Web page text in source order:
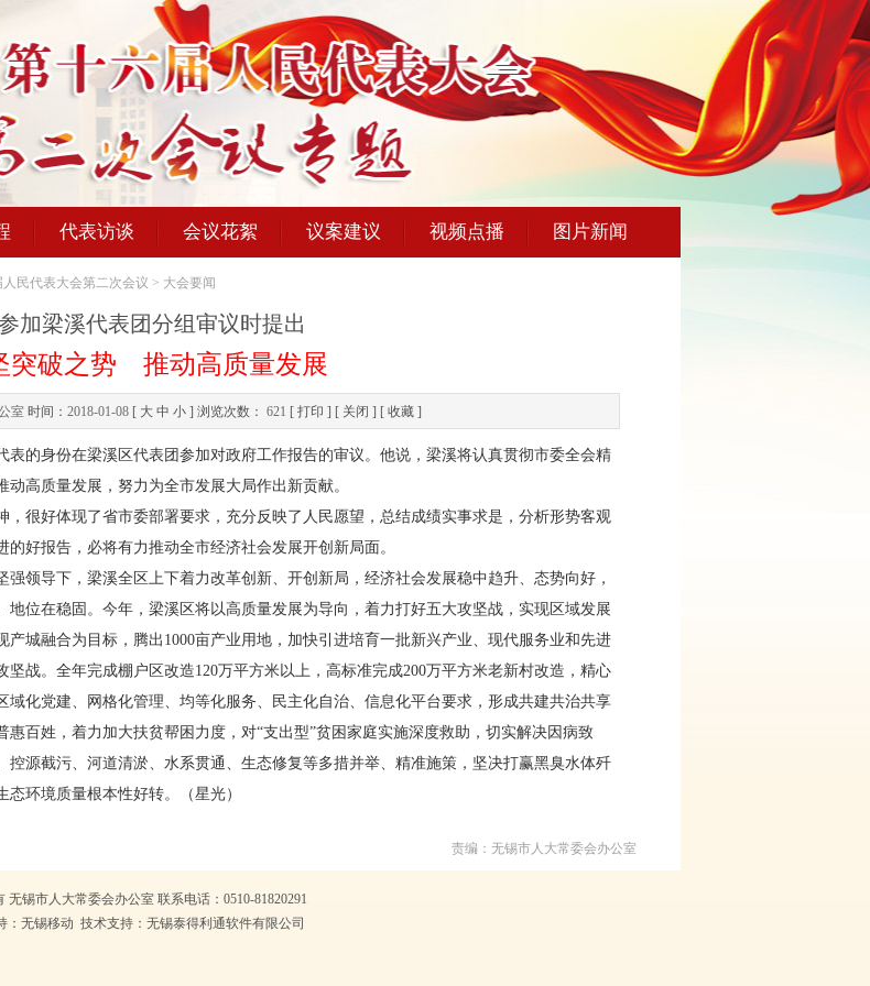
代表访谈 会议花絮 议案建议 视频点播 图片新闻
民代表大会第二次会议 > 大会要闻
加梁溪代表团分组审议时提出
突破之势 推动高质量发展
室 时间： 2018-01-08[ 大 中 小] 浏览次数： 621 [ 打印 ] [ 关闭 ] [ 收藏]
身份在梁溪区代表团参加对政府工作报告的审议。他说，梁溪将认真贯彻市委全会精
高质量发展，努力为全市发展大局作出新贡献。
好体现了省市委部署要求，充分反映了人民愿望，总结成绩实事求是，分析形势客观
好报告，必将有力推动全市经济社会发展开创新局面。
导下，梁溪全区上下着力改革创新、开创新局，经济社会发展稳中趋升、态势向好，
位在稳固。今年，梁溪区将以高质量发展为导向，着力打好五大攻坚战，实现区域发展
城融合为目标，腾出1000亩产业用地，加快引进培育一批新兴产业、现代服务业和先进
战。全年完成棚户区改造120万平方米以上，高标准完成200万平方米老新村改造，精心
化党建、网格化管理、均等化服务、民主化自治、信息化平台要求，形成共建共治共享
百姓，着力加大扶贫帮困力度，对“支出型”贫困家庭实施深度救助，切实解决因病致
源截污、河道清淤、水系贯通、生态修复等多措并举、精准施策，坚决打赢黑臭水体歼
环境质量根本性好转。（星光）
责编：无锡市人大常委会办公室
无锡市人大常委会办公室 联系电话：0510-81820291
：无锡移动 技术支持：无锡泰得利通软件有限公司